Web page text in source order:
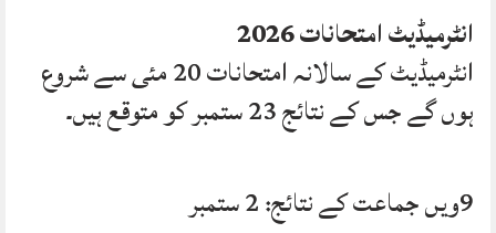
انٹرمیڈیٹ امتحانات 2026
انٹرمیڈیٹ کے سالانہ امتحانات 20 مئی سے شروع
ہوں گے جس کے نتائج 23 ستمبر کو متوقع ہیں۔
9ویں جماعت کے نتائج: 2 ستمبر